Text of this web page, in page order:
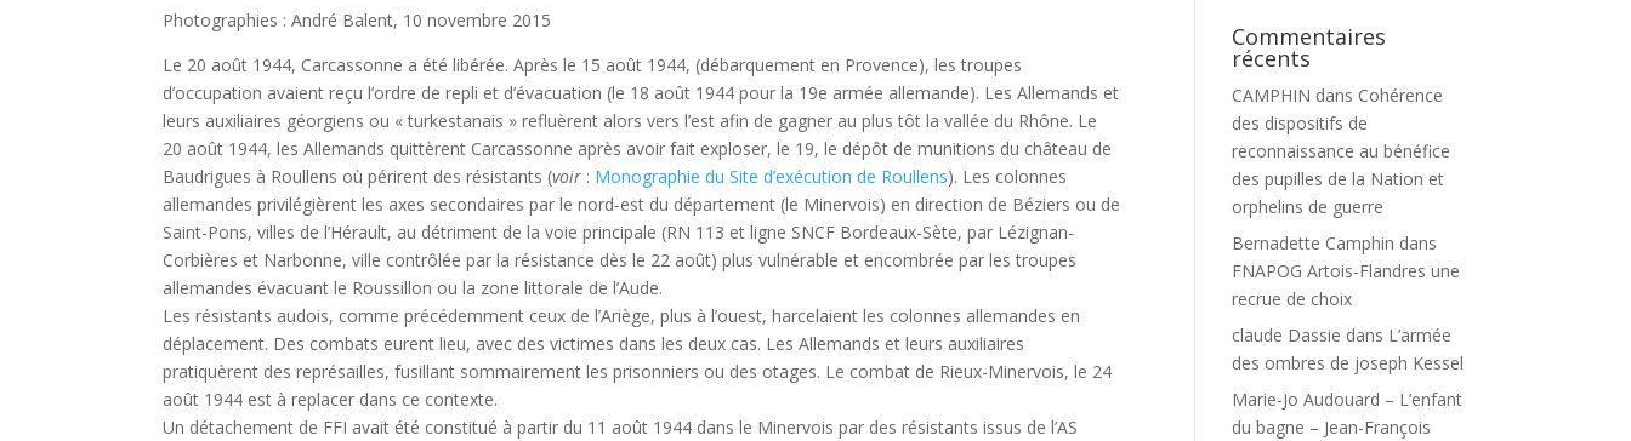
Photographies : André Balent, 10 novembre 2015
Le 20 août 1944, Carcassonne a été libérée. Après le 15 août 1944, (débarquement en Provence), les troupes
d’occupation avaient reçu l’ordre de repli et d’évacuation (le 18 août 1944 pour la 19e armée allemande). Les Allemands et
leurs auxiliaires géorgiens ou « turkestanais » refluèrent alors vers l’est afin de gagner au plus tôt la vallée du Rhône. Le
20 août 1944, les Allemands quittèrent Carcassonne après avoir fait exploser, le 19, le dépôt de munitions du château de
Baudrigues à Roullens où périrent des résistants (voir : Monographie du Site d’exécution de Roullens). Les colonnes
allemandes privilégièrent les axes secondaires par le nord-est du département (le Minervois) en direction de Béziers ou de
Saint-Pons, villes de l’Hérault, au détriment de la voie principale (RN 113 et ligne SNCF Bordeaux-Sète, par Lézignan-
Corbières et Narbonne, ville contrôlée par la résistance dès le 22 août) plus vulnérable et encombrée par les troupes
allemandes évacuant le Roussillon ou la zone littorale de l’Aude.
Les résistants audois, comme précédemment ceux de l’Ariège, plus à l’ouest, harcelaient les colonnes allemandes en
déplacement. Des combats eurent lieu, avec des victimes dans les deux cas. Les Allemands et leurs auxiliaires
pratiquèrent des représailles, fusillant sommairement les prisonniers ou des otages. Le combat de Rieux-Minervois, le 24
août 1944 est à replacer dans ce contexte.
Un détachement de FFI avait été constitué à partir du 11 août 1944 dans le Minervois par des résistants issus de l’AS
Commentaires
récents
CAMPHIN dans Cohérence
des dispositifs de
reconnaissance au bénéfice
des pupilles de la Nation et
orphelins de guerre
Bernadette Camphin dans
FNAPOG Artois-Flandres une
recrue de choix
claude Dassie dans L’armée
des ombres de joseph Kessel
Marie-Jo Audouard – L’enfant
du bagne – Jean-François